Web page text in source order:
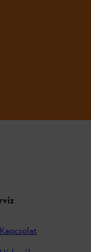
Kapcsolat